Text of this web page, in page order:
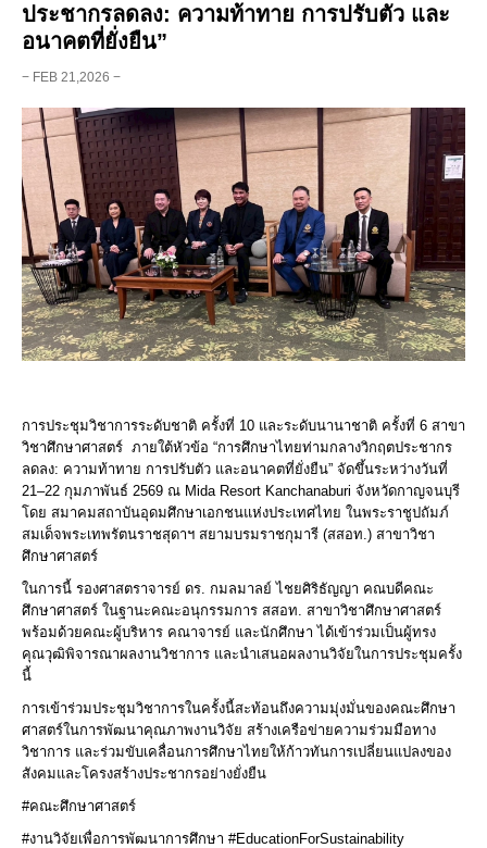
ประชากรลดลง: ความท้าทาย การปรับตัว และ
อนาคตที่ยั่งยืน”
− FEB 21,2026 −
การประชุมวิชาการระดับชาติ ครั้งที่ 10 และระดับนานาชาติ ครั้งที่ 6 สาขา
วิชาศึกษาศาสตร์ ภายใต้หัวข้อ “การศึกษาไทยท่ามกลางวิกฤตประชากร
ลดลง: ความท้าทาย การปรับตัว และอนาคตที่ยั่งยืน” จัดขึ้นระหว่างวันที่
21–22 กุมภาพันธ์ 2569 ณ Mida Resort Kanchanaburi จังหวัดกาญจนบุรี
โดย สมาคมสถาบันอุดมศึกษาเอกชนแห่งประเทศไทย ในพระราชูปถัมภ์
สมเด็จพระเทพรัตนราชสุดาฯ สยามบรมราชกุมารี (สสอท.) สาขาวิชา
ศึกษาศาสตร์
ในการนี้ รองศาสตราจารย์ ดร. กมลมาลย์ ไชยศิริธัญญา คณบดีคณะ
ศึกษาศาสตร์ ในฐานะคณะอนุกรรมการ สสอท. สาขาวิชาศึกษาศาสตร์
พร้อมด้วยคณะผู้บริหาร คณาจารย์ และนักศึกษา ได้เข้าร่วมเป็นผู้ทรง
คุณวุฒิพิจารณาผลงานวิชาการ และนำเสนอผลงานวิจัยในการประชุมครั้ง
นี้
การเข้าร่วมประชุมวิชาการในครั้งนี้สะท้อนถึงความมุ่งมั่นของคณะศึกษา
ศาสตร์ในการพัฒนาคุณภาพงานวิจัย สร้างเครือข่ายความร่วมมือทาง
วิชาการ และร่วมขับเคลื่อนการศึกษาไทยให้ก้าวทันการเปลี่ยนแปลงของ
สังคมและโครงสร้างประชากรอย่างยั่งยืน
#คณะศึกษาศาสตร์
#งานวิจัยเพื่อการพัฒนาการศึกษา #EducationForSustainability